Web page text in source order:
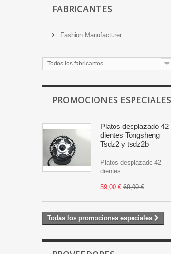
FABRICANTES
Fashion Manufacturer
Todos los fabricantes
PROMOCIONES ESPECIALES
Platos desplazado 42
dientes Tongsheng
Tsdz2 y tsdz2b
Platos desplazado 42
dientes...
59,00 € 69,00 €
Todas los promociones especiales